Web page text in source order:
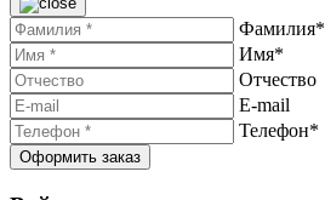
Фамилия*
Имя*
Отчество
E-mail
Телефон*